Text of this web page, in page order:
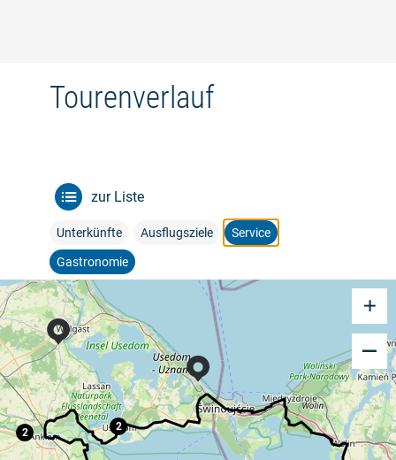
Tourenverlauf
2 2
zur Liste
Unterkünfte Ausflugsziele Service
Gastronomie